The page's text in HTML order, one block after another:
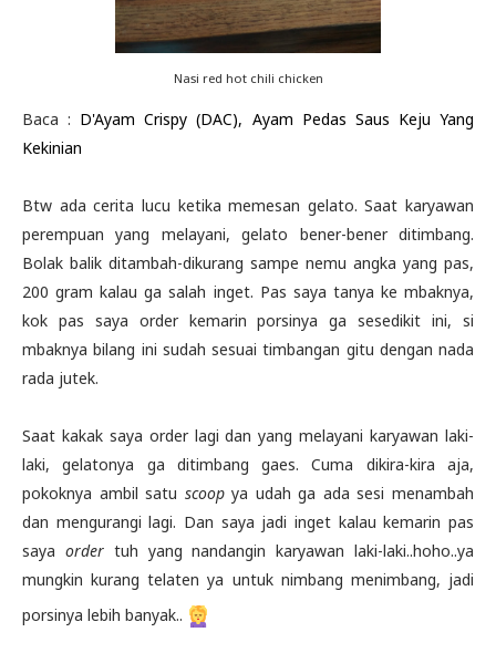
Nasi red hot chili chicken
Baca : D'Ayam Crispy (DAC), Ayam Pedas Saus Keju Yang
Kekinian
Btw ada cerita lucu ketika memesan gelato. Saat karyawan
perempuan yang melayani, gelato bener-bener ditimbang.
Bolak balik ditambah-dikurang sampe nemu angka yang pas,
200 gram kalau ga salah inget. Pas saya tanya ke mbaknya,
kok pas saya order kemarin porsinya ga sesedikit ini, si
mbaknya bilang ini sudah sesuai timbangan gitu dengan nada
rada jutek.
Saat kakak saya order lagi dan yang melayani karyawan laki-
laki, gelatonya ga ditimbang gaes. Cuma dikira-kira aja,
pokoknya ambil satu scoopya udah ga ada sesi menambah
dan mengurangi lagi. Dan saya jadi inget kalau kemarin pas
saya order tuh yang nandangin karyawan laki-laki..hoho..ya
mungkin kurang telaten ya untuk nimbang menimbang, jadi
porsinya lebih banyak..